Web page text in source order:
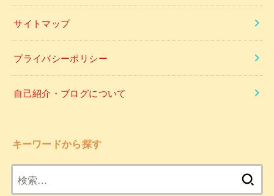
サイトマップ
プライバシーポリシー
自己紹介・ブログについて
キーワードから探す